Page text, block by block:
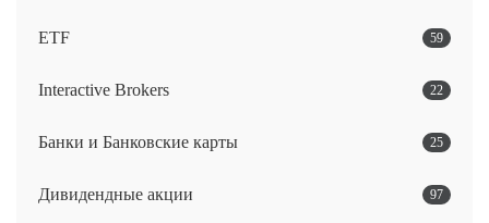
ETF 59
Interactive Brokers 22
Банки и Банковские карты 25
Дивидендные акции 97